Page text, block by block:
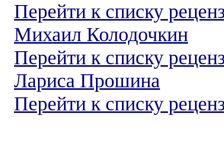
Перейти к списку
Михаил Колодочкин
Перейти к списку
Лариса Прошина
Перейти к списку